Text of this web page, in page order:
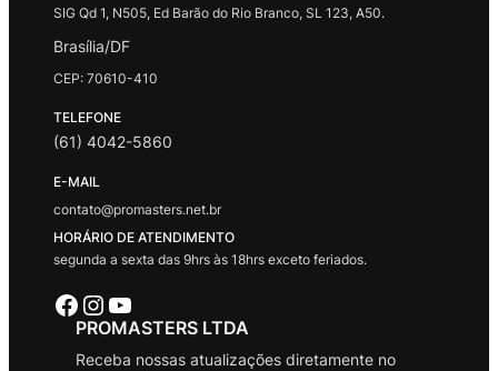
SIG Qd 1, N505, Ed Barão do Rio Branco, SL 123, A50.
Brasília/DF
CEP: 70610-410
TELEFONE
(61) 4042-5860
E-MAIL
contato@promasters.net.br
HORÁRIO DE ATENDIMENTO
segunda a sexta das 9hrs às 18hrs exceto feriados.
Facebook Instagram Youtube
PROMASTERS LTDA
Receba nossas atualizações diretamente no